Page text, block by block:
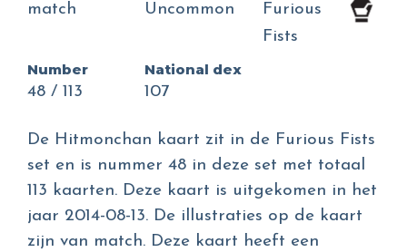
match
Uncommon
Furious
Fists
Number
48 / 113
National dex
107
De Hitmonchan kaart zit in de Furious Fists
set en is nummer 48 in deze set met totaal
113 kaarten. Deze kaart is uitgekomen in het
jaar 2014-08-13. De illustraties op de kaart
zijn van match. Deze kaart heeft een